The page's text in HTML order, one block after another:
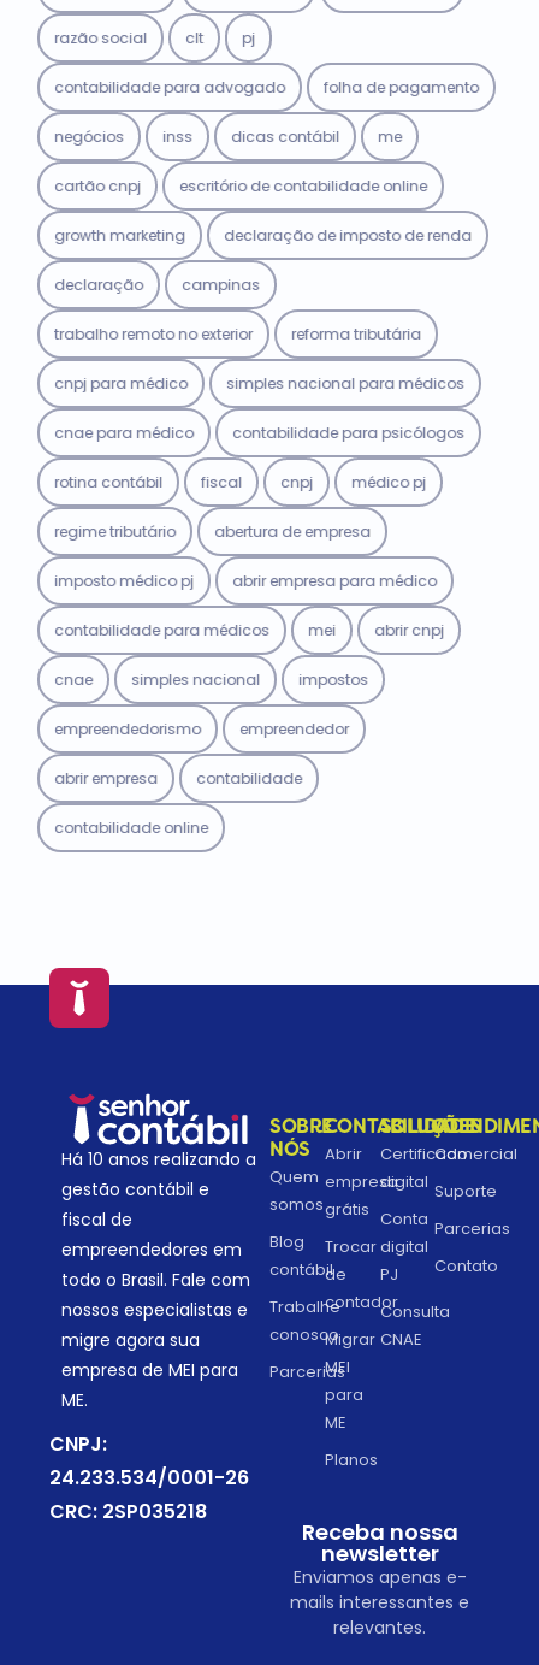
razão social clt pj
contabilidade para advogado folha de pagamento
negócios inss dicas contábil me
cartão cnpj escritório de contabilidade online
growth marketing declaração de imposto de renda
declaração campinas
trabalho remoto no exterior reforma tributária
cnpj para médico simples nacional para médicos
cnae para médico contabilidade para psicólogos
rotina contábil fiscal cnpj médico pj
regime tributário abertura de empresa
imposto médico pj abrir empresa para médico
contabilidade para médicos mei abrir cnpj
cnae simples nacional impostos
empreendedorismo empreendedor
abrir empresa contabilidade
contabilidade online
Há 10 anos realizando a
gestão contábil e
fiscal de
empreendedores em
todo o Brasil. Fale com
nossos especialistas e
migre agora sua
empresa de MEI para
ME.
CNPJ:
24.233.534/0001-26
CRC: 2SP035218
SOBRE
NÓS
Quem
somos
Blog
contábil
Trabalhe
conosco
Parcerias
CONTABILIDADE
Abrir
empresa
grátis
Trocar
de
contador
Migrar
MEI
para
ME
Planos
SOLUÇÕES
Certificado
digital
Conta
digital
PJ
Consulta
CNAE
Comercial
Suporte
Parcerias
Contato
Receba nossa
newsletter
Enviamos apenas e-
mails interessantes e
relevantes.